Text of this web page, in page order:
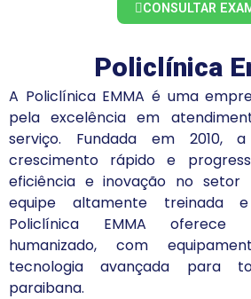
CONSULTAR
Policlínica
A Policlínica EMMA é uma
pela excelência em
serviço. Fundada em 2010,
crescimento rápido e
eficiência e inovação no setor
equipe altamente treinada
Policlínica EMMA oferece
humanizado, com
tecnologia avançada para
paraibana.